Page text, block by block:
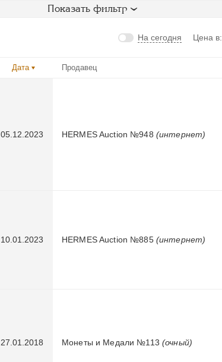
Показать фильтр
На сегодня Цена в:
Дата Продавец
05.12.2023 HERMES Auction №948 (интернет)
10.01.2023 HERMES Auction №885 (интернет)
27.01.2018 Монеты и Медали №113 (очный)